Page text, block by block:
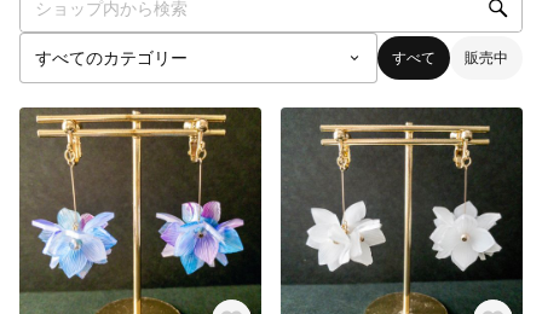
すべて 販売中